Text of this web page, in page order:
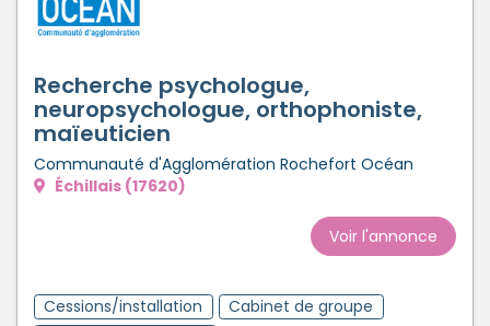
Recherche psychologue,
neuropsychologue, orthophoniste,
maïeuticien
Communauté d'Agglomération Rochefort Océan
Échillais (17620)
Voir l'annonce
Cessions/installation
Cabinet de groupe